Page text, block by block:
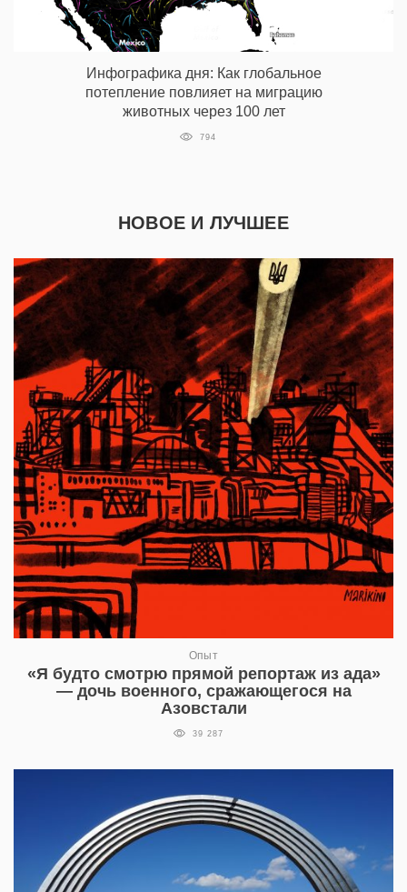
Инфографика дня: Как глобальное
потепление повлияет на миграцию
животных через 100 лет
794
НОВОЕ И ЛУЧШЕЕ
Опыт
«Я будто смотрю прямой репортаж из ада»
— дочь военного, сражающегося на
Азовстали
39 287